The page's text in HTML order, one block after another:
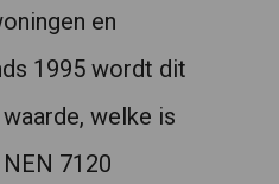
en
1995 wordt dit
welke is
7120